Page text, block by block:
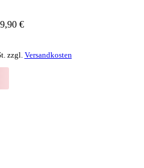
€
zzgl. Versandkosten